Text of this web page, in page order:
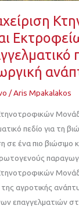
/Aris Mpakalakos
πεδίο για τη
ένα πιο βιώσιμο
αγροτικής
επαγγελματιών